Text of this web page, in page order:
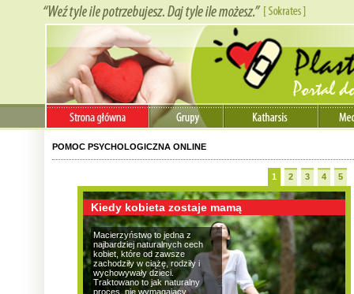
POMOC PSYCHOLOGICZNA ONLINE
1 2 3 4 5
Kiedy kobieta zostaje mamą
Macierzyństwo to jedna z
najbardziej naturalnych cech
kobiet, które od zawsze
zachodziły w ciążę, rodziły i
wychowywały dzieci.
Traktowano to jak naturalny
proces, nie wymagający